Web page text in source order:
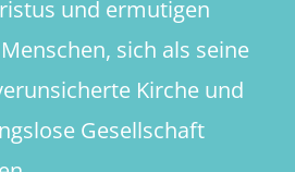
und ermutigen
sich als seine
Kirche und
Gesellschaft